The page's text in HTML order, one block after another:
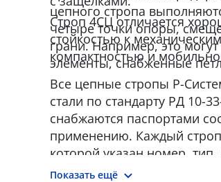
цепного стропа
четыре точки опоры,
грани. Например, это
элементы, снабженные
Строп 4СЦ отличается
стойкостью к
компактностью и
Все цепные стропы Р-
стали по стандарту РД 10-
снабжаются паспортами
применению. Каждый
которой указан номер,
прочности, дата
Показать ещё